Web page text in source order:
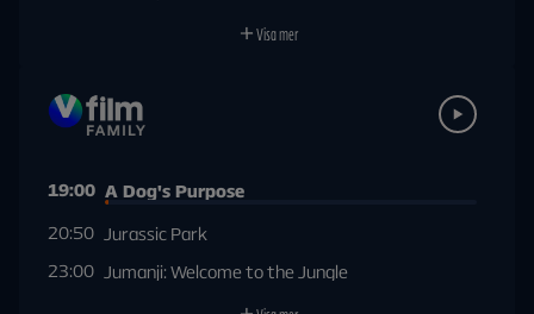
Visa mer
19:00 A Dog's Purpose
20:50
Jurassic Park
23:00
Jumanji: Welcome to the Jungle